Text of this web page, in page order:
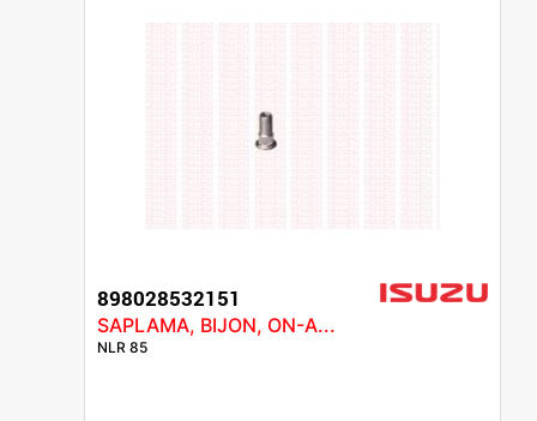
898028532151
SAPLAMA, BIJON, ON-A...
NLR 85